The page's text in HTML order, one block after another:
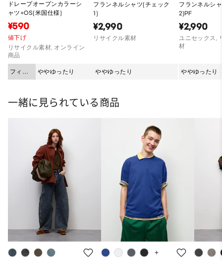
ドレープオープンカラーシ
ャツ+OS(米国仕様)
¥590
値下げ
リサイクル素材, オンライン
商品
フィッ
ト
ややゆったり
フランネルシャツ(チェック
1)
¥2,990
リサイクル素材
ややゆったり
フランネルシ
2)PF
¥2,990
ユニセックス,
材
ややゆったり
一緒に見られている商品